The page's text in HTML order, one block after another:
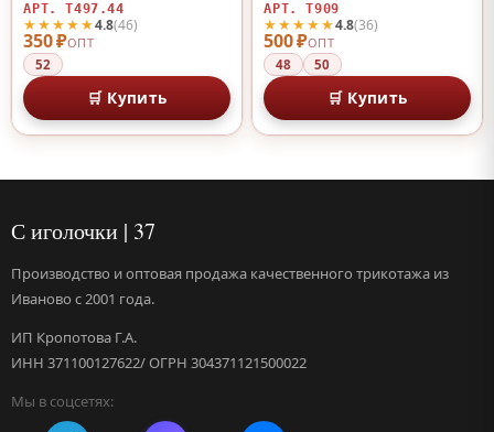
350 ₽ОПТ
★★★★★4.8(46)
АРТ. Т497.44
52
🛒 Купить
500 ₽ОПТ
★★★★★4.8(36)
АРТ. Т909
48 50
🛒 Купить
С иголочки | 37
Производство и оптовая продажа качественного трикотажа из
Иваново с 2001 года.
ИП Кропотова Г.А.
ИНН 371100127622/ ОГРН 304371121500022
Мы в соцсетях: